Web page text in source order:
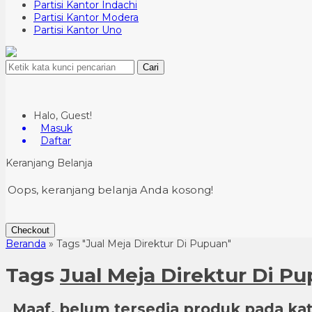
Partisi Kantor Indachi
Partisi Kantor Modera
Partisi Kantor Uno
Cari
Halo, Guest!
Masuk
Daftar
Keranjang Belanja
Oops, keranjang belanja Anda kosong!
Checkout
Beranda » Tags "Jual Meja Direktur Di Pupuan"
Tags Jual Meja Direktur Di
Maaf, belum tersedia produk pada